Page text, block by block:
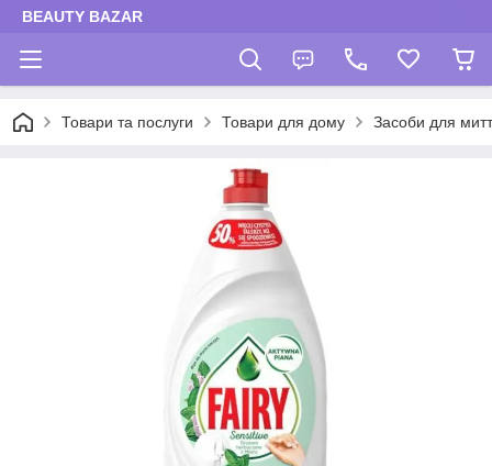
BEAUTY BAZAR
Товари та послуги Товари для дому Засоби для